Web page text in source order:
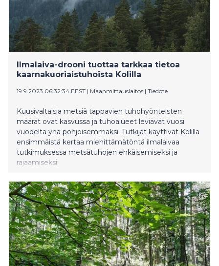
Ilmalaiva-drooni tuottaa tarkkaa tietoa
kaarnakuoriaistuhoista Kolilla
19.9.2023 06:32:34 EEST | Maanmittauslaitos | Tiedote
Kuusivaltaisia metsiä tappavien tuhohyönteisten
määrät ovat kasvussa ja tuhoalueet leviävät vuosi
vuodelta yhä pohjoisemmaksi. Tutkijat käyttivät Kolilla
ensimmäistä kertaa miehittämätöntä ilmalaivaa
tutkimuksessa metsätuhojen ehkäisemiseksi ja
rajaamiseksi.